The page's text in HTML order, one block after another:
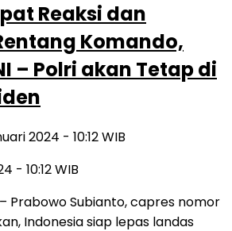
Reaksi dan
Komando,
– Polri akan Tetap di
2024 - 10:12 WIB
- 10:12 WIB
– Prabowo Subianto, capres nomor
Indonesia siap lepas landas